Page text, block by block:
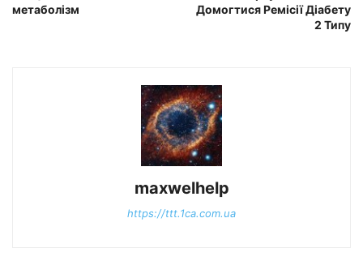
метаболізм
Домогтися Ремісії Діабету
2 Типу
maxwelhelp
https://ttt.1ca.com.ua